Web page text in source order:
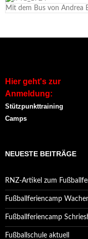
Mit dem Bus von Andrea
Hier geht's zur
Anmeldung:
Stützpunkttraining
Camps
NEUESTE BEITRÄGE
RNZ-Artikel zum
Fußballferiencamp
Fußballferiencamp
Fußballschule aktuell